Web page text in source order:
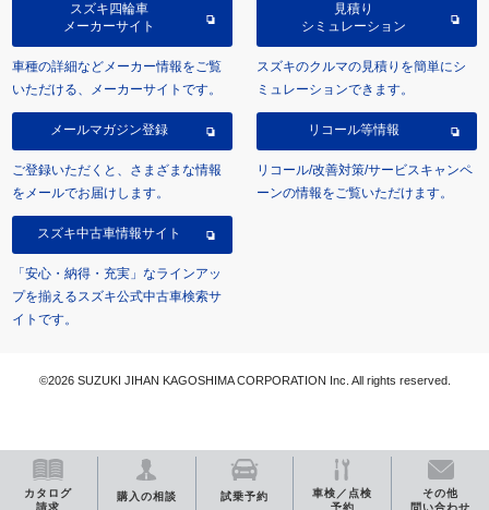
カタログ
請求
購入の相談 試乗予約
車検／点検
予約
その他
問い合わせ
スズキ四輪車
メーカーサイト
車種の詳細などメーカー情報をご覧
いただける、メーカーサイトです。
見積り
シミュレーション
スズキのクルマの見積りを簡単にシ
ミュレーションできます。
メールマガジン登録
ご登録いただくと、さまざまな情報
をメールでお届けします。
リコール等情報
リコール/改善対策/サービスキャンペ
ーンの情報をご覧いただけます。
スズキ中古車情報サイト
「安心・納得・充実」なラインアッ
プを揃えるスズキ公式中古車検索サ
イトです。
©2026 SUZUKI JIHAN KAGOSHIMA CORPORATION Inc. All rights reserved.